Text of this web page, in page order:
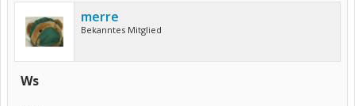
merre
Bekanntes Mitglied
Ws